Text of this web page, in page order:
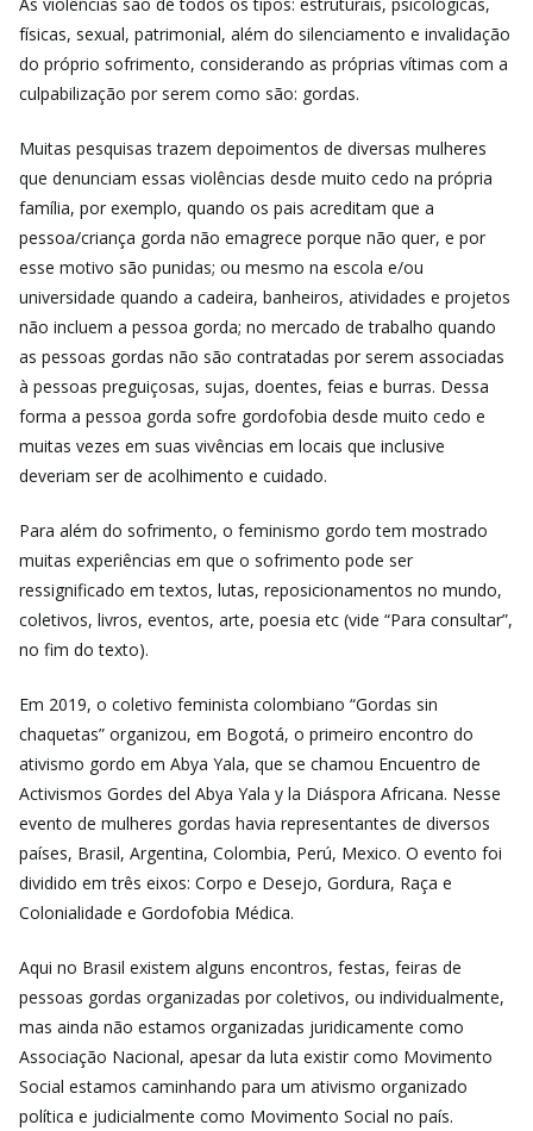
físicas, sexual, patrimonial, além do silenciamento e invalidação
do próprio sofrimento, considerando as próprias vítimas com a
culpabilização por serem como são: gordas.
Muitas pesquisas trazem depoimentos de diversas mulheres
que denunciam essas violências desde muito cedo na própria
família, por exemplo, quando os pais acreditam que a
pessoa/criança gorda não emagrece porque não quer, e por
esse motivo são punidas; ou mesmo na escola e/ou
universidade quando a cadeira, banheiros, atividades e projetos
não incluem a pessoa gorda; no mercado de trabalho quando
as pessoas gordas não são contratadas por serem associadas
à pessoas preguiçosas, sujas, doentes, feias e burras. Dessa
forma a pessoa gorda sofre gordofobia desde muito cedo e
muitas vezes em suas vivências em locais que inclusive
deveriam ser de acolhimento e cuidado.
Para além do sofrimento, o feminismo gordo tem mostrado
muitas experiências em que o sofrimento pode ser
ressignificado em textos, lutas, reposicionamentos no mundo,
coletivos, livros, eventos, arte, poesia etc (vide “Para consultar”,
no fim do texto).
Em 2019, o coletivo feminista colombiano “Gordas sin
chaquetas” organizou, em Bogotá, o primeiro encontro do
ativismo gordo em Abya Yala, que se chamou Encuentro de
Activismos Gordes del Abya Yala y la Diáspora Africana. Nesse
evento de mulheres gordas havia representantes de diversos
países, Brasil, Argentina, Colombia, Perú, Mexico. O evento foi
dividido em três eixos: Corpo e Desejo, Gordura, Raça e
Colonialidade e Gordofobia Médica.
Aqui no Brasil existem alguns encontros, festas, feiras de
pessoas gordas organizadas por coletivos, ou individualmente,
mas ainda não estamos organizadas juridicamente como
Associação Nacional, apesar da luta existir como Movimento
Social estamos caminhando para um ativismo organizado
política e judicialmente como Movimento Social no país.